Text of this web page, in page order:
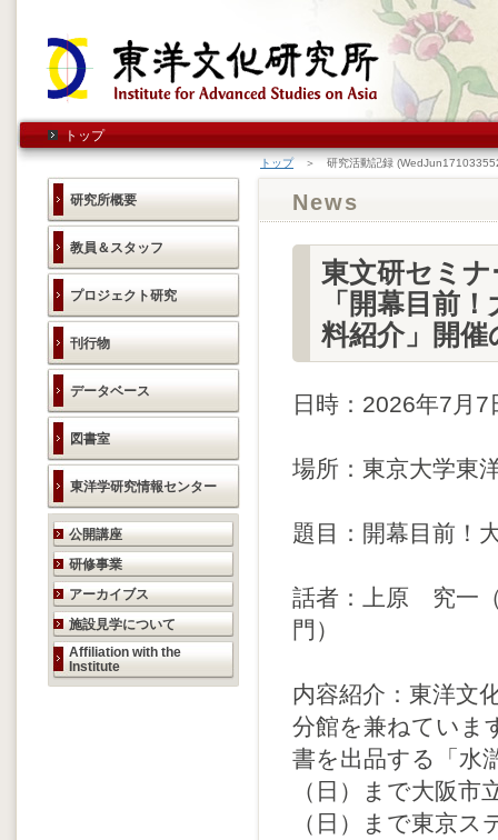
トップ
研究所概要
教員＆スタッフ
プロジェクト研究
刊行物
データベース
図書室
東洋学研究情報センター
研究活動のご案内
公開講座
研修事業
アーカイブス
施設見学について
Affiliation with the
Institute
トップ＞ 研究活動記録
News
東文研セミ
「開幕目前
料紹介」開
日時：2026年7月
場所：東京大学東
題目：開幕目前！
話者：上原 究一
門）
内容紹介：東洋文
分館を兼ねていま
書を出品する「水
（日）まで大阪
（日）まで東京